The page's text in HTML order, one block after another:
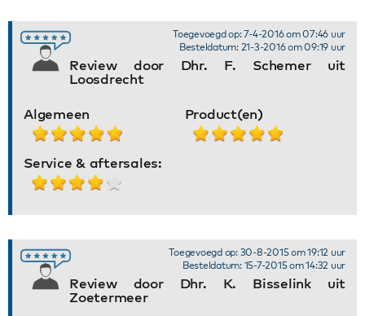
Review door Dhr. F. Schemer uit
Loosdrecht
Toegevoegd op: 7-4-2016 om 07:46 uur
Besteldatum: 21-3-2016 om 09:19 uur
Algemeen Product(en)
Service & aftersales:
Review door Dhr. K. Bisselink uit
Zoetermeer
Toegevoegd op: 30-8-2015 om 19:12 uur
Besteldatum: 15-7-2015 om 14:32 uur